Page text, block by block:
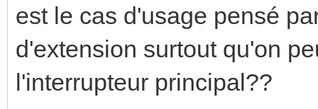
est le cas d'usage pensé
d'extension surtout qu'on
l'interrupteur principal??